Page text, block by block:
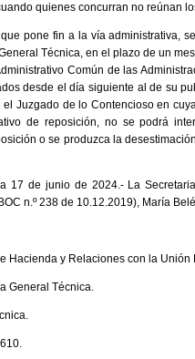
quienes concurran no reúnan
pone fin a la vía administrativa,
Técnica, en el plazo de un
Común de las
desde el día siguiente al de su
Juzgado de lo Contencioso en
de reposición, no se podrá
o se produzca la
17 de junio de 2024.- La
n.º 238 de 10.12.2019), María
Hacienda y Relaciones con la Unión
General Técnica.